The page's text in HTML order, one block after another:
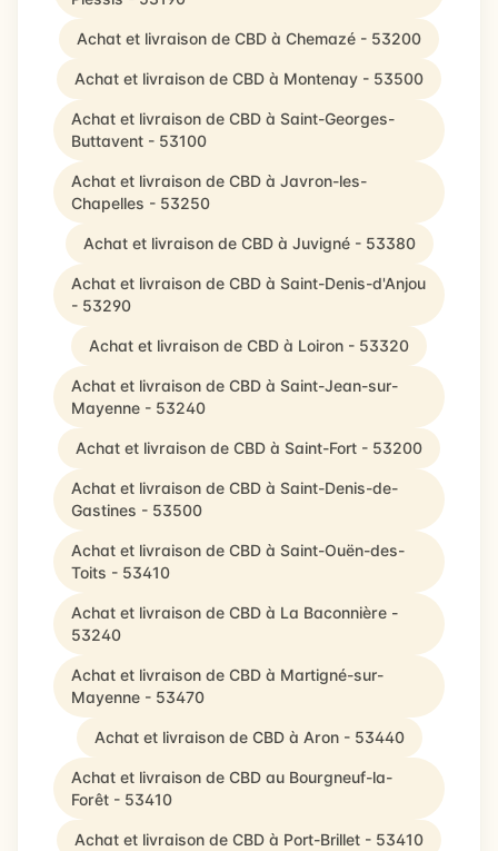
Achat et livraison de CBD à Chemazé - 53200
Achat et livraison de CBD à Montenay - 53500
Achat et livraison de CBD à Saint-Georges-
Buttavent - 53100
Achat et livraison de CBD à Javron-les-
Chapelles - 53250
Achat et livraison de CBD à Juvigné - 53380
Achat et livraison de CBD à Saint-Denis-d'Anjou
- 53290
Achat et livraison de CBD à Loiron - 53320
Achat et livraison de CBD à Saint-Jean-sur-
Mayenne - 53240
Achat et livraison de CBD à Saint-Fort - 53200
Achat et livraison de CBD à Saint-Denis-de-
Gastines - 53500
Achat et livraison de CBD à Saint-Ouën-des-
Toits - 53410
Achat et livraison de CBD à La Baconnière -
53240
Achat et livraison de CBD à Martigné-sur-
Mayenne - 53470
Achat et livraison de CBD à Aron - 53440
Achat et livraison de CBD au Bourgneuf-la-
Forêt - 53410
Achat et livraison de CBD à Port-Brillet - 53410